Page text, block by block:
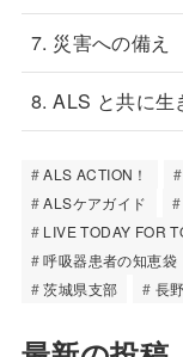
7. 災害への備え
8. ALS と共に生
ALS ACTION！
ALSケアガイド
LIVE TODAY FOR
呼吸器患者の知恵袋
茨城県支部
長